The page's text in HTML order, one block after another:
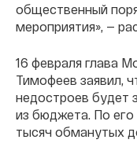
общественный
мероприятия», —
16 февраля глава
Тимофеев заявил,
недостроев будет
из бюджета. По
тысяч обманутых